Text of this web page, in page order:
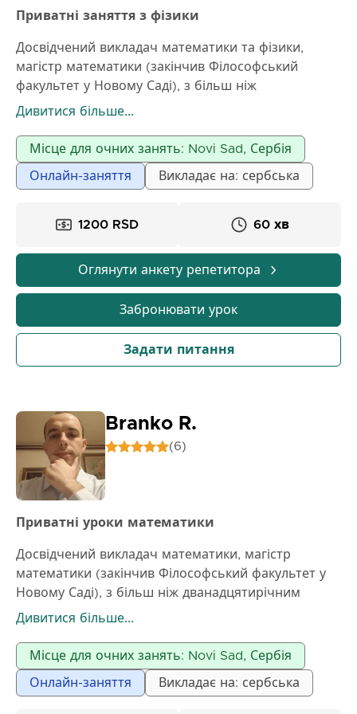
Приватні заняття з фізики
Досвідчений викладач математики та фізики,
магістр математики (закінчив Філософський
факультет у Новому Саді), з більш ніж
дванадцятирічним досвідом роботи в початкових і
проводить приватні заняття з фізики для учнів
початкових і середніх шкіл. Терпіння та
наполегливість у роботі з учнями є головними
Дивитися більше...
Місце для очних занять: Novi Sad, Сербія
Онлайн-заняття Викладає на: сербська
1200 RSD 60 хв
Оглянути анкету репетитора
Забронювати урок
Задати питання
Branko R.
(6)
Приватні уроки математики
Досвідчений викладач математики, магістр
математики (закінчив Філософський факультет у
Новому Саді), з більш ніж дванадцятирічним
досвідом роботи в початкових і середніх школах, а
заняття з математики для учнів початкових,
середніх шкіл та студентів. Терпіння та
наполегливість у роботі з учнями є головними
Дивитися більше...
Місце для очних занять: Novi Sad, Сербія
Онлайн-заняття Викладає на: сербська